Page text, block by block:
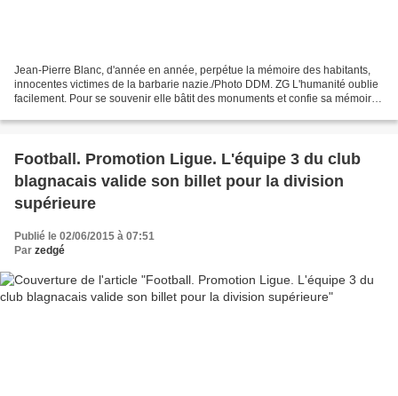
Jean-Pierre Blanc, d'année en année, perpétue la mémoire des habitants,
innocentes victimes de la barbarie nazie./Photo DDM. ZG L'humanité oublie
facilement. Pour se souvenir elle bâtit des monuments et confie sa mémoire
Football. Promotion Ligue. L'équipe 3 du club
blagnacais valide son billet pour la division
supérieure
Publié le 02/06/2015 à 07:51
Par zedgé